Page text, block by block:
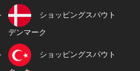
ショッピングスパウト
デンマーク
ショッピングスパウト